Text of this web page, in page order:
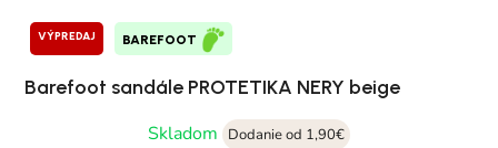
VÝPREDAJ BAREFOOT
Barefoot sandále PROTETIKA NERY beige
Skladom
Dodanie od 1,90€